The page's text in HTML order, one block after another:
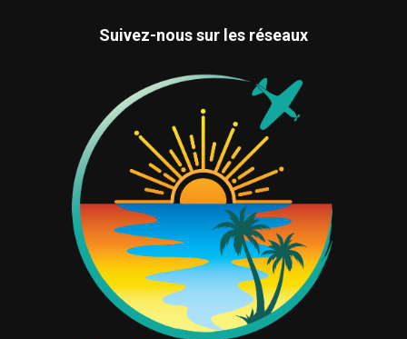
Suivez-nous sur les réseaux